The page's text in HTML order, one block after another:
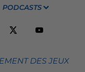
PODCASTS
DES JEUX